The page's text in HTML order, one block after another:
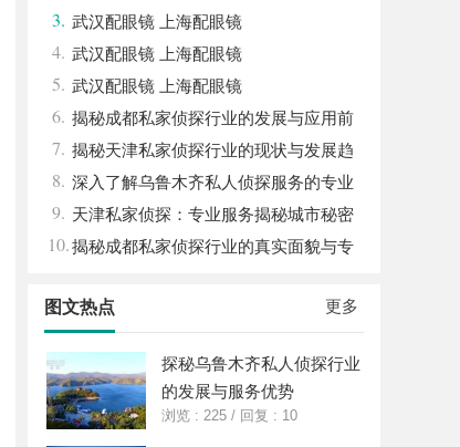
3. 武汉配眼镜 上海配眼镜
4. 武汉配眼镜 上海配眼镜
5. 武汉配眼镜 上海配眼镜
6. 揭秘成都私家侦探行业的发展与应用前
景分析
7. 揭秘天津私家侦探行业的现状与发展趋
势
8. 深入了解乌鲁木齐私人侦探服务的专业
性与应用领域
9. 天津私家侦探：专业服务揭秘城市秘密
与安心守护
10.揭秘成都私家侦探行业的真实面貌与专
更多
图文热点
探秘乌鲁木齐私人侦探行业
的发展与服务优势
浏览 : 225 / 回复 : 10